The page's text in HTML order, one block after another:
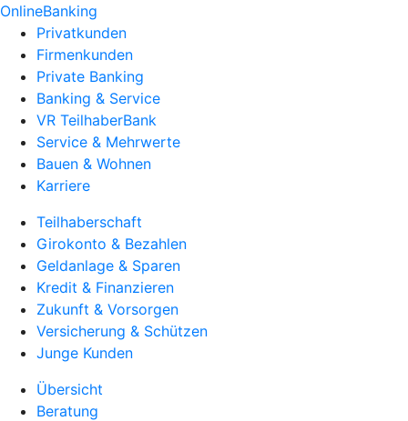
OnlineBanking
Privatkunden
Firmenkunden
Private Banking
Banking & Service
VR TeilhaberBank
Service & Mehrwerte
Bauen & Wohnen
Karriere
Teilhaberschaft
Girokonto & Bezahlen
Geldanlage & Sparen
Kredit & Finanzieren
Zukunft & Vorsorgen
Versicherung & Schützen
Junge Kunden
Übersicht
Beratung